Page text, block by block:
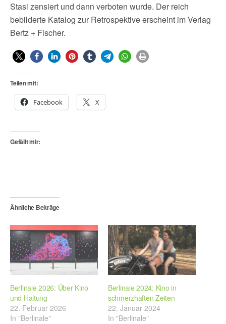
Stasi zensiert und dann verboten wurde. Der reich
bebilderte Katalog zur Retrospektive erscheint im Verlag
Bertz + Fischer.
Teilen mit:
Facebook X
Gefällt mir:
Ähnliche Beiträge
Berlinale 2026: Über Kino
und Haltung
22. Februar 2026
In "Berlinale"
Berlinale 2024: Kino in
schmerzhaften Zeiten
22. Januar 2024
In "Berlinale"